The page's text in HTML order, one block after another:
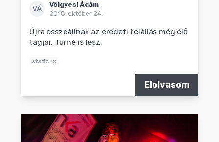
VÁ
Völgyesi Ádám
2018. október 24.
Újra összeállnak az eredeti felállás még élő
tagjai. Turné is lesz.
static-x
Elolvasom